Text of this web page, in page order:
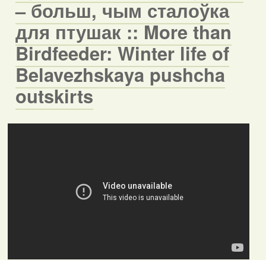
– больш, чым сталоўка
для птушак :: More than
Birdfeeder: Winter life of
Belavezhskaya pushcha
outskirts